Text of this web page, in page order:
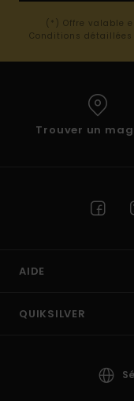
(*) Offre valable
Conditions
Trouver un
AIDE
QUIKSILVER